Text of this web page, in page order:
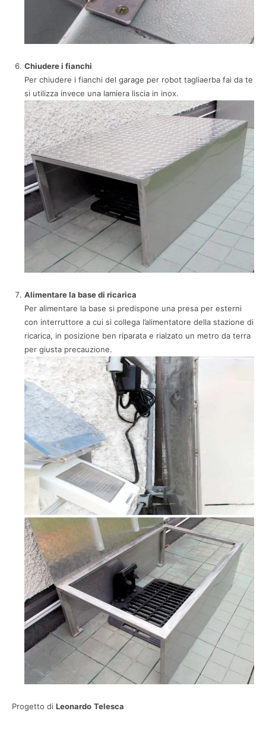
Chiudere i fianchi
Per chiudere i fianchi del garage per robot tagliaerba fai da te
si utilizza invece una lamiera liscia in inox.
Alimentare la base di ricarica
Per alimentare la base si predispone una presa per esterni
con interruttore a cui si collega l’alimentatore della stazione di
ricarica, in posizione ben riparata e rialzato un metro da terra
per giusta precauzione.
Progetto di Leonardo Telesca